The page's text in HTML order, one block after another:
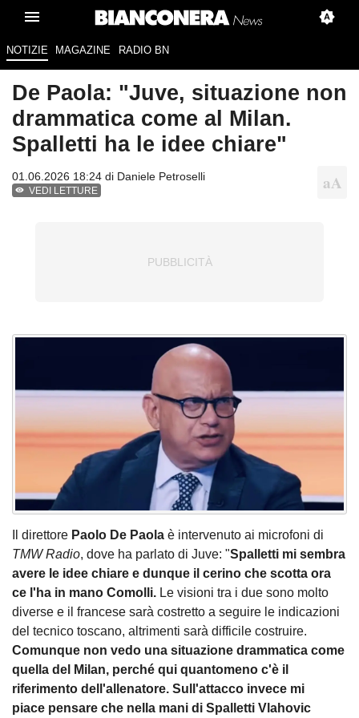
NOTIZIE MAGAZINE RADIO BN
De Paola: "Juve, situazione non
drammatica come al Milan.
Spalletti ha le idee chiare"
01.06.2026 18:24 di Daniele Petroselli
VEDI LETTURE
Il direttore Paolo De Paola è intervenuto ai microfoni di
TMW Radio, dove ha parlato di Juve: "Spalletti mi sembra
avere le idee chiare e dunque il cerino che scotta ora
ce l'ha in mano Comolli. Le visioni tra i due sono molto
diverse e il francese sarà costretto a seguire le indicazioni
del tecnico toscano, altrimenti sarà difficile costruire.
Comunque non vedo una situazione drammatica come
quella del Milan, perché qui quantomeno c'è il
riferimento dell'allenatore. Sull'attacco invece mi
piace pensare che nella mani di Spalletti Vlahovic